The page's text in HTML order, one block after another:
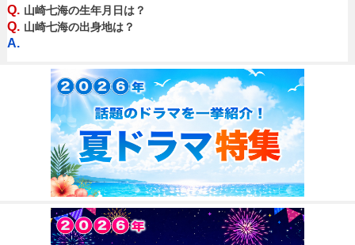
Q. 山崎七海の生年月日は？
Q. 山崎七海の出身地は？
A.